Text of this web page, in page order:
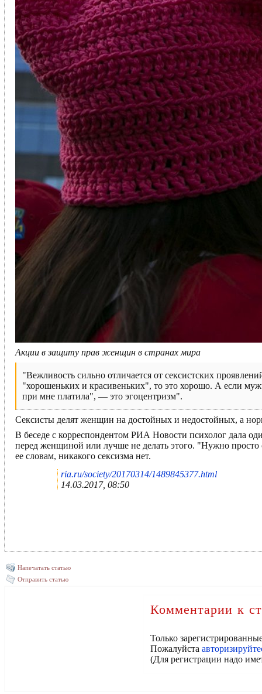
Акции в защиту прав женщин в странах мира
"Вежливость сильно отличается от сексистских
"хорошеньких и красивеньких", то это хорошо. А если
при мне платила", — это эгоцентризм".
Сексисты делят женщин на достойных и недостойных, а
В беседе с корреспондентом РИА Новости психолог дала
перед женщиной или лучше не делать этого. "Нужно
ее словам, никакого сексизма нет.
ria.ru/society/20170314/1489845377.html
14.03.2017, 08:50
Напечатать статью
Отправить статью
Комментарии к
Только
Пожалуйста
(Для регистрации надо